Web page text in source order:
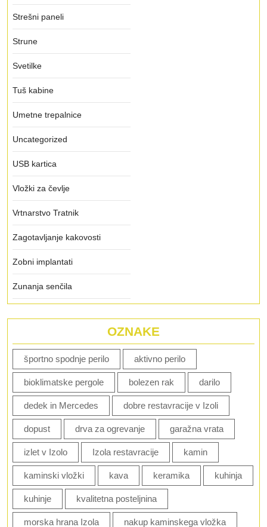
Strešni paneli
Strune
Svetilke
Tuš kabine
Umetne trepalnice
Uncategorized
USB kartica
Vložki za čevlje
Vrtnarstvo Tratnik
Zagotavljanje kakovosti
Zobni implantati
Zunanja senčila
OZNAKE
športno spodnje perilo aktivno perilo
bioklimatske pergole bolezen rak darilo
dedek in Mercedes dobre restavracije v Izoli
dopust drva za ogrevanje garažna vrata
izlet v Izolo Izola restavracije kamin
kaminski vložki kava keramika kuhinja
kuhinje kvalitetna posteljnina
morska hrana Izola nakup kaminskega vložka